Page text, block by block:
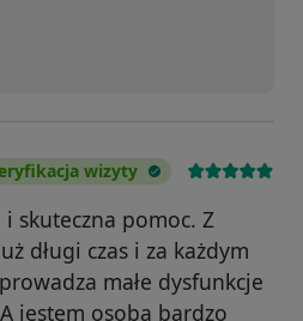
wizyty
skuteczna pomoc. Z
długi czas i za każdym
małe dysfunkcje
jestem osobą bardzo